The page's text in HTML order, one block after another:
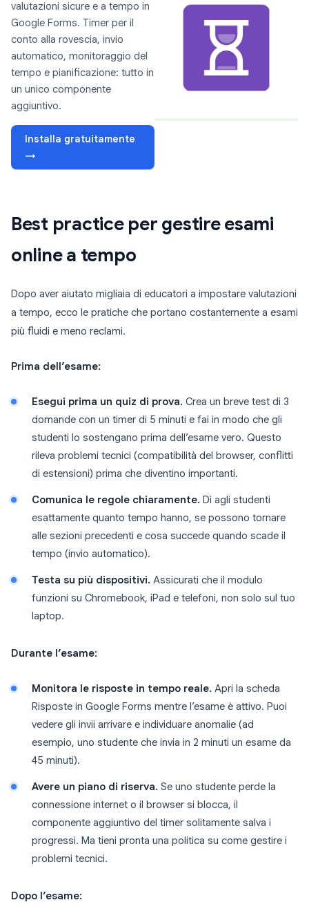
valutazioni sicure e a tempo in
Google Forms. Timer per il
conto alla rovescia, invio
automatico, monitoraggio del
tempo e pianificazione: tutto in
un unico componente
aggiuntivo.
Installa gratuitamente
→
Best practice per gestire esami
online a tempo
Dopo aver aiutato migliaia di educatori a impostare valutazioni
a tempo, ecco le pratiche che portano costantemente a esami
più fluidi e meno reclami.
Prima dell’esame:
Esegui prima un quiz di prova. Crea un breve test di 3
domande con un timer di 5 minuti e fai in modo che gli
studenti lo sostengano prima dell’esame vero. Questo
rileva problemi tecnici (compatibilità del browser, conflitti
di estensioni) prima che diventino importanti.
Comunica le regole chiaramente. Dì agli studenti
esattamente quanto tempo hanno, se possono tornare
alle sezioni precedenti e cosa succede quando scade il
tempo (invio automatico).
Testa su più dispositivi. Assicurati che il modulo
funzioni su Chromebook, iPad e telefoni, non solo sul tuo
laptop.
Durante l’esame:
Monitora le risposte in tempo reale. Apri la scheda
Risposte in Google Forms mentre l’esame è attivo. Puoi
vedere gli invii arrivare e individuare anomalie (ad
esempio, uno studente che invia in 2 minuti un esame da
45 minuti).
Avere un piano di riserva. Se uno studente perde la
connessione internet o il browser si blocca, il
componente aggiuntivo del timer solitamente salva i
progressi. Ma tieni pronta una politica su come gestire i
problemi tecnici.
Dopo l’esame: